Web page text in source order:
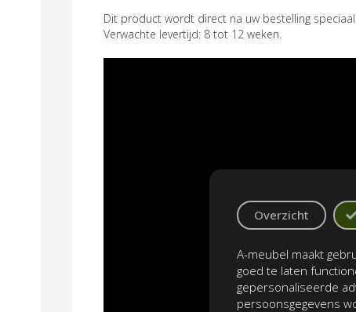
Dit product wordt direct na uw bestelling
Verwachte levertijd: 8 tot 12 weken.
Overzicht
A-meubel maakt
goed te laten
gepersonaliseerde
persoonsgegevens